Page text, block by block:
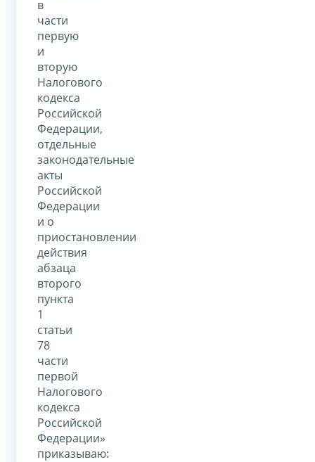
в
части
первую
и
вторую
Налогового
кодекса
Российской
Федерации,
отдельные
законодательные
акты
Российской
Федерации
и о
приостановлении
действия
абзаца
второго
пункта
1
статьи
78
части
первой
Налогового
кодекса
Российской
Федерации»
приказываю: